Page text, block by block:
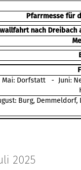
Pfarrmesse für
nach Dreibach
Mai: Dorfstatt - Juni:
Burg,
2025